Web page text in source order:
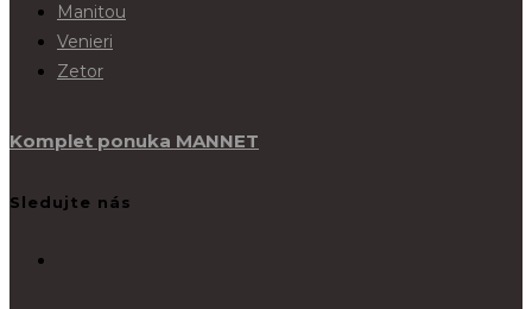
Manitou
Venieri
Zetor
Komplet ponuka MANNET
Sledujte nás